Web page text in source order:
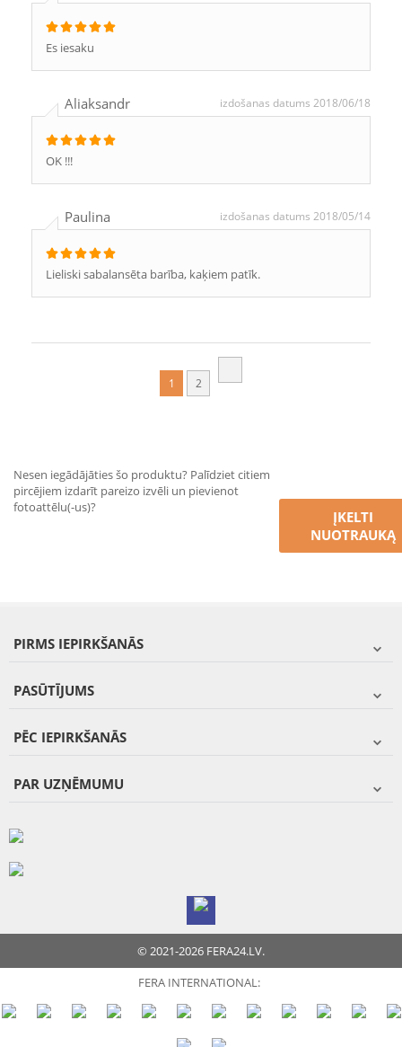
Es iesaku
Aliaksandr izdošanas datums 2018/06/18
OK !!!
Paulina izdošanas datums 2018/05/14
Lieliski sabalansēta barība, kaķiem patīk.
1 2
Nesen iegādājāties šo produktu? Palīdziet citiem
pircējiem izdarīt pareizo izvēli un pievienot
fotoattēlu(-us)?
ĮKELTI
NUOTRAUKĄ
PIRMS IEPIRKŠANĀS
PASŪTĪJUMS
PĒC IEPIRKŠANĀS
PAR UZŅĒMUMU
© 2021-2026 FERA24.LV.
FERA INTERNATIONAL: